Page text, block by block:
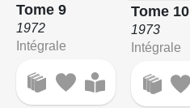
Tome 9
1972
Intégrale
Tome 10
1973
Intégrale